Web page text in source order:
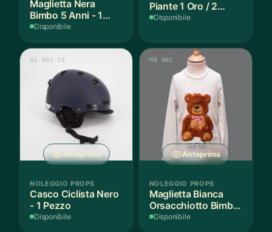
Maglietta Nera
Bimbo 5 Anni - 1
Pezzo
Disponibile
Piante 1 Oro / 2
Argento - 3 Pezzi
Disponibile
Anteprima
Gi 002-26
NOLEGGIO PROPS
Casco Ciclista Nero
- 1 Pezzo
Disponibile
Anteprima
MB 001
NOLEGGIO PROPS
Maglietta Bianca
Orsacchiotto Bimbo
6-7 Anni Cotone - 1
Disponibile